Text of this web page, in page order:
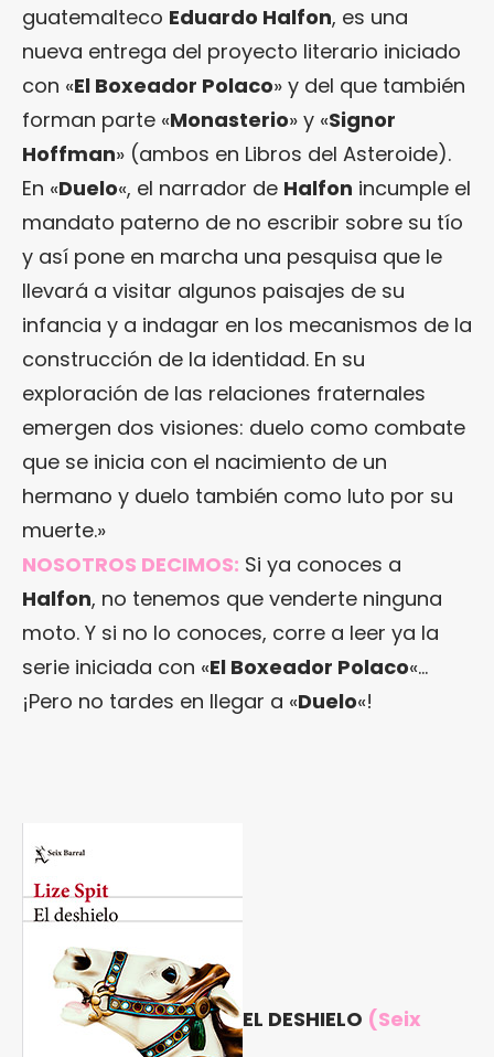
guatemalteco Eduardo Halfon, es una
nueva entrega del proyecto literario iniciado
con «El Boxeador Polaco» y del que también
forman parte «Monasterio» y «Signor
Hoffman» (ambos en Libros del Asteroide).
En «Duelo«, el narrador de Halfon incumple el
mandato paterno de no escribir sobre su tío
y así pone en marcha una pesquisa que le
llevará a visitar algunos paisajes de su
infancia y a indagar en los mecanismos de la
construcción de la identidad. En su
exploración de las relaciones fraternales
emergen dos visiones: duelo como combate
que se inicia con el nacimiento de un
hermano y duelo también como luto por su
muerte.»
NOSOTROS DECIMOS: Si ya conoces a
Halfon, no tenemos que venderte ninguna
moto. Y si no lo conoces, corre a leer ya la
serie iniciada con «El Boxeador Polaco«…
¡Pero no tardes en llegar a «Duelo«!
EL DESHIELO (Seix